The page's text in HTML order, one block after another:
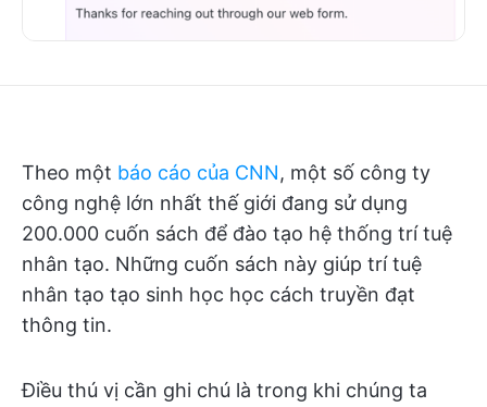
Theo một báo cáo của CNN, một số công ty
công nghệ lớn nhất thế giới đang sử dụng
200.000 cuốn sách để đào tạo hệ thống trí tuệ
nhân tạo. Những cuốn sách này giúp trí tuệ
nhân tạo tạo sinh học học cách truyền đạt
thông tin.
Điều thú vị cần ghi chú là trong khi chúng ta